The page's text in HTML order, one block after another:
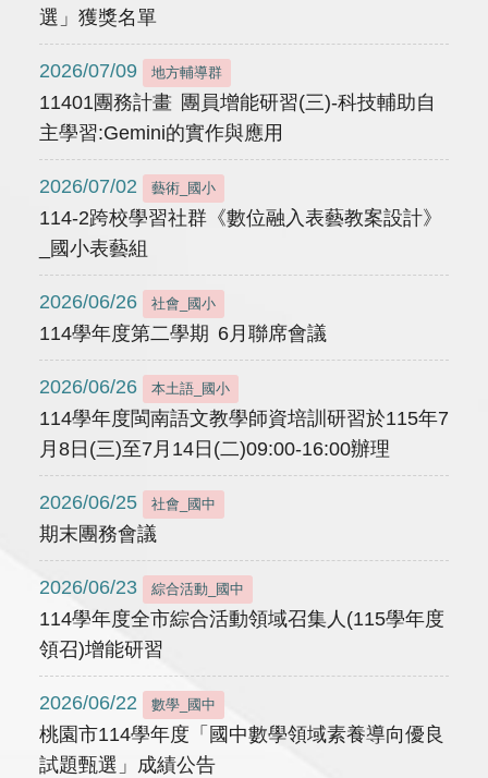
選」獲獎名單
2026/07/09 地方輔導群
11401團務計畫 團員增能研習(三)-科技輔助自
主學習:Gemini的實作與應用
2026/07/02 藝術_國小
114-2跨校學習社群《數位融入表藝教案設計》
_國小表藝組
2026/06/26 社會_國小
114學年度第二學期 6月聯席會議
2026/06/26 本土語_國小
114學年度閩南語文教學師資培訓研習於115年7
月8日(三)至7月14日(二)09:00-16:00辦理
2026/06/25 社會_國中
期末團務會議
2026/06/23 綜合活動_國中
114學年度全市綜合活動領域召集人(115學年度
領召)增能研習
2026/06/22 數學_國中
桃園市114學年度「國中數學領域素養導向優良
試題甄選」成績公告